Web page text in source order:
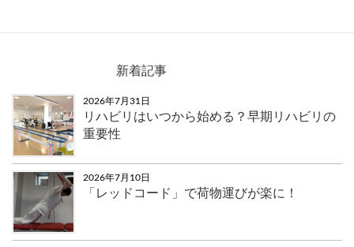
新着記事
2026年7月31日
リハビリはいつから始める？早期リハビリの
重要性
2026年7月10日
「レッドコード」で荷物運びが楽に！